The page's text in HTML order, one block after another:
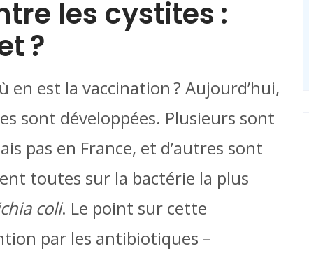
les cystites :
?
est la vaccination ? Aujourd’hui,
sont développées. Plusieurs sont
pas en France, et d’autres sont
toutes sur la bactérie la plus
coli. Le point sur cette
par les antibiotiques –